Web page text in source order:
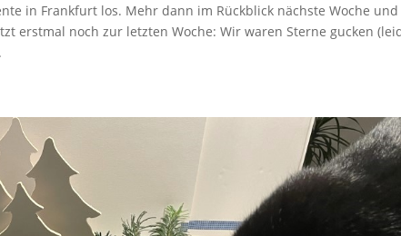
in Frankfurt los. Mehr dann im Rückblick nächste Woche und
erstmal noch zur letzten Woche: Wir waren Sterne gucken